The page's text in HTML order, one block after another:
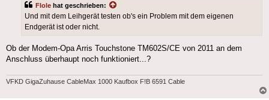
Flole hat geschrieben:
Und mit dem Leihgerät testen ob's ein Problem mit dem eigenen
Endgerät ist oder nicht.
Ob der Modem-Opa Arris Touchstone TM602S/CE von 2011 an dem
Anschluss überhaupt noch funktioniert...?
VFKD GigaZuhause CableMax 1000 Kaufbox F!B 6591 Cable